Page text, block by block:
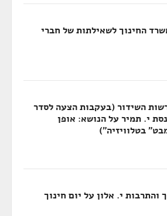
החינוך לשאילתות של חברי
השידור (בעקבות הצעה לסדר
י. תמיר על הנושא: אופן
בטלוויזיה")
והתרבות י. אלון על יום חינוך